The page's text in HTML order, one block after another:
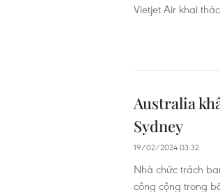
Vietjet Air khai
Australia
Sydney
19/02/2024 03:32
Nhà chức trách
công cộng trong